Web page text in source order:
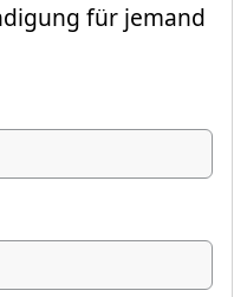
für jemand